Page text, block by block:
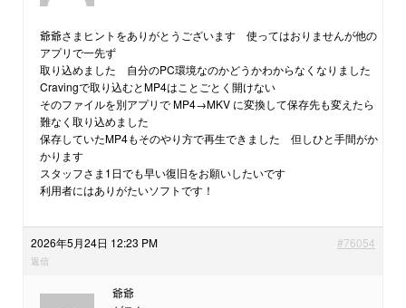
爺爺さまヒントをありがとうございます 使ってはおりませんが他の
アプリで一先ず
取り込めました 自分のPC環境なのかどうかわからなくなりました
Cravingで取り込むとMP4はことごとく開けない
そのファイルを別アプリで MP4→MKV に変換して保存先も変えたら
難なく取り込めました
保存していたMP4もそのやり方で再生できました 但しひと手間がか
かります
スタッフさま1日でも早い復旧をお願いしたいです
利用者にはありがたいソフトです！
2026年5月24日 12:23 PM #76054
返信
爺爺